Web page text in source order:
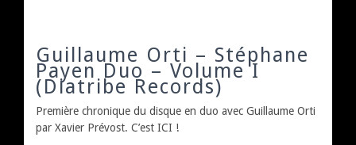
Guillaume Orti – Stéphane
Payen Duo – Volume I
(Diatribe Records)
Première chronique du disque en duo avec Guillaume Orti
par Xavier Prévost. C’est ICI !